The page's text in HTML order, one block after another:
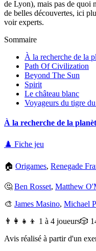
de Lyon), mais pas de quoi
de belles découvertes, ici
voir experts.
Sommaire
À la recherche de la
Path Of Civilization
Beyond The Sun
Spirit
Le château blanc
Voyageurs du tigre
À la recherche de la
♟️ Fiche jeu
🏠 Origames, Renegade
🤔 Ben Rosset, Matthew
🎨 James Masino, Michael
👨‍👩‍👧‍👦 1 à 4 joueurs🎲
Avis réalisé à partir d'un